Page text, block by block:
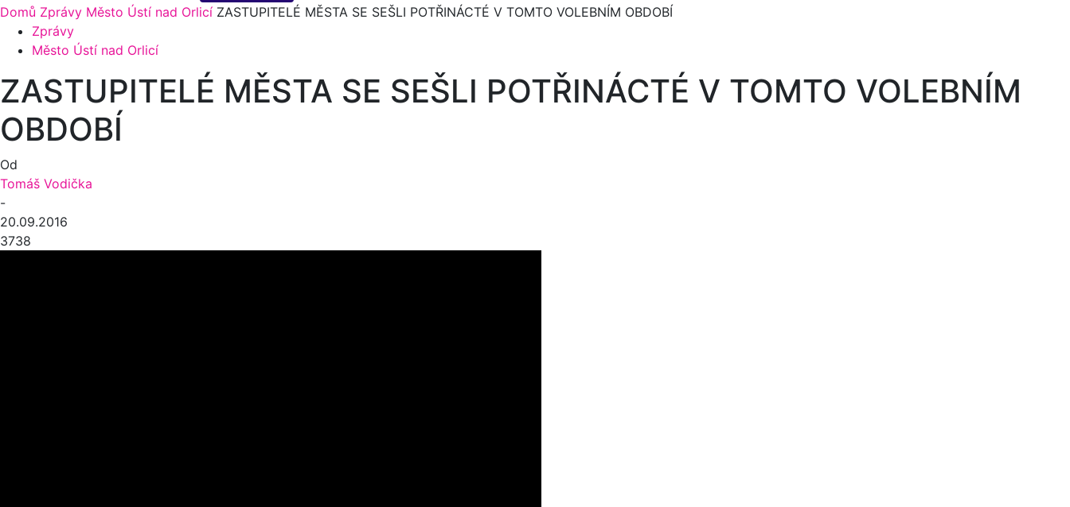
Domů Zprávy Město Ústí nad Orlicí ZASTUPITELÉ MĚSTA SE SEŠLI POTŘINÁCTÉ V TOMTO VOLEBNÍM OBDOBÍ
Zprávy
Město Ústí nad Orlicí
ZASTUPITELÉ MĚSTA SE SEŠLI POTŘINÁCTÉ V TOMTO VOLEBNÍM
OBDOBÍ
Od
Tomáš Vodička
-
20.09.2016
3738